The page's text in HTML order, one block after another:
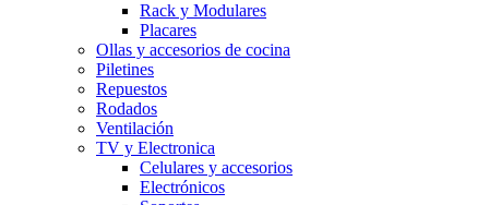
Rack y Modulares
Placares
Ollas y accesorios de cocina
Piletines
Repuestos
Rodados
Ventilación
TV y Electronica
Celulares y accesorios
Electrónicos